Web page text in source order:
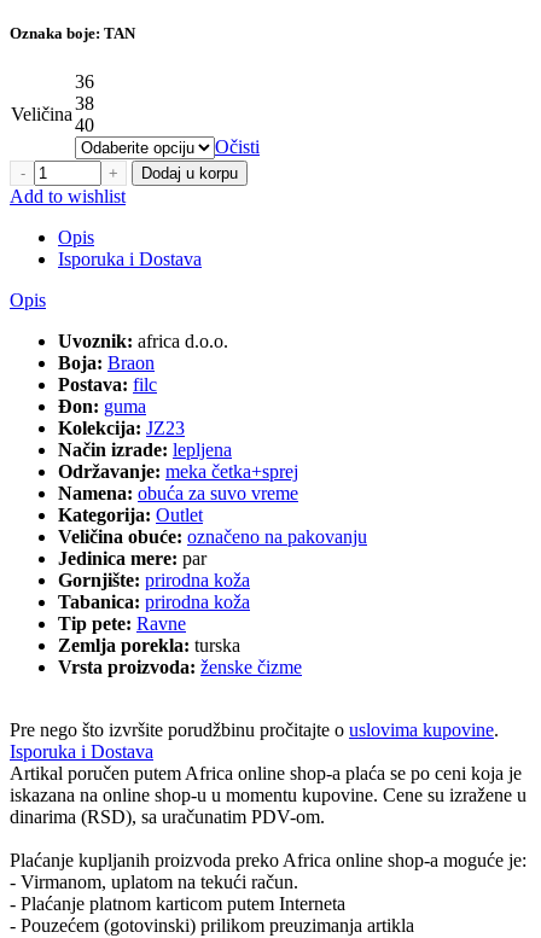
Oznaka boje: TAN
Veličina
36
38
40
Očisti
2005 količina
Dodaj u korpu
Add to wishlist
Opis
Isporuka i Dostava
Opis
Uvoznik: africa d.o.o.
Boja: Braon
Postava: filc
Đon: guma
Kolekcija: JZ23
Način izrade: lepljena
Održavanje: meka četka+sprej
Namena: obuća za suvo vreme
Kategorija: Outlet
Veličina obuće: označeno na pakovanju
Jedinica mere: par
Gornjište: prirodna koža
Tabanica: prirodna koža
Tip pete: Ravne
Zemlja porekla: turska
Vrsta proizvoda: ženske čizme
Pre nego što izvršite porudžbinu pročitajte o uslovima kupovine.
Isporuka i Dostava
Artikal poručen putem Africa online shop-a plaća se po ceni koja je
iskazana na online shop-u u momentu kupovine. Cene su izražene u
dinarima (RSD), sa uračunatim PDV-om.
Plaćanje kupljanih proizvoda preko Africa online shop-a moguće je:
- Virmanom, uplatom na tekući račun.
- Plaćanje platnom karticom putem Interneta
- Pouzećem (gotovinski) prilikom preuzimanja artikla